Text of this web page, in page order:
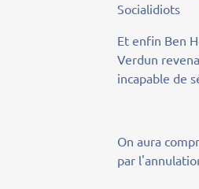
Socialidiots
Et enfin Ben
Verdun
incapable de
On aura
par